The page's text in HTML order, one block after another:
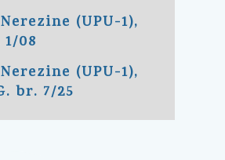
(UPU-1),
08
(UPU-1),
br. 7/25